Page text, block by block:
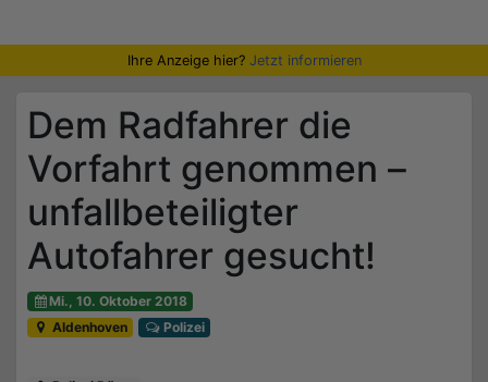
Ihre Anzeige hier? Jetzt informieren
Dem Radfahrer die
Vorfahrt genommen –
unfallbeteiligter
Autofahrer gesucht!
Mi., 10. Oktober 2018
Aldenhoven
Polizei